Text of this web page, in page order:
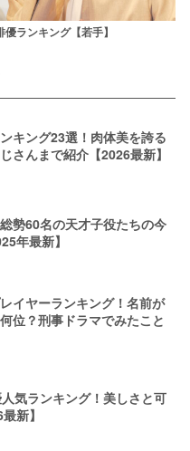
優ランキング【若手】
キング23選！肉体美を誇る
さんまで紹介【2026最新】
勢60名の天才子役たちの今
年最新】
イヤーランキング！名前が
位？刑事ドラマでみたこと
気ランキング！美しさと可
新】